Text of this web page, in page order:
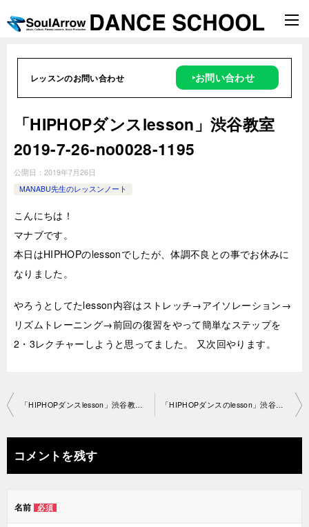
レッスンのお問い合わせ ‣お問い合わせ
「HIPHOPダンスlesson」渋谷教室
2019-7-26-­no0028-1195
公開日： 2019年7月26日
MANABU先生のレッスンノート
こんにちは！
マナブです。
本日はHIPHOPのlessonでしたが、体調不良との事でお休みに
なりました。
やろうとしてたlesson内容はストレッチ→アイソレーション→
リズムトレーニング→前回の復習をやって簡単なステップを
2・3レクチャーしようと思ってました。 又次回やります。
投
ナ
ビ
ー
「HIPHOPダンスlesson」渋谷教室 2019-7-26-­no0028 「HIPHOPダンスのlesson」渋谷教室 2019-8-5-­no0028-1170
コメントを残す
名前 必須